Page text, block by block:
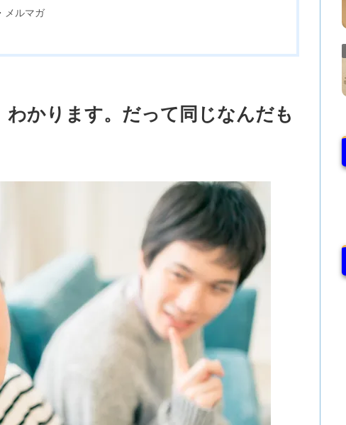
メルマガ
かります。だって同じなんだも